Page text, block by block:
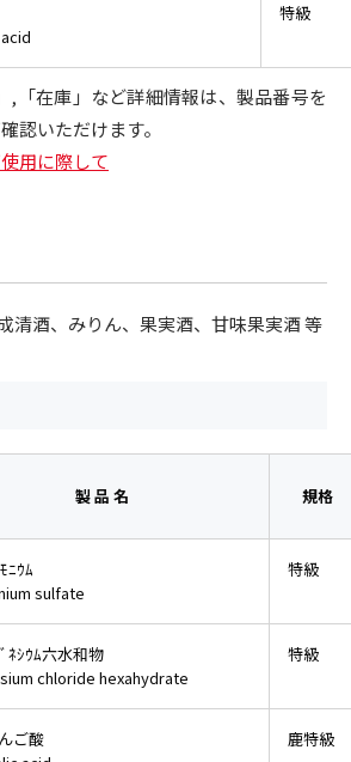
特級
,「在庫」など詳細情報は、製品番号を
認いただけます。
用に際して
清酒、みりん、果実酒、甘味果実酒 等
製 品 名 規格
ﾆｳﾑ
sulfate
特級
ﾈｼｳﾑ六水和物
chloride hexahydrate
特級
ご酸
鹿特級